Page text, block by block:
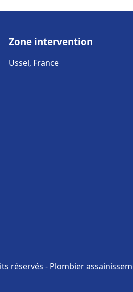
Zone intervention
Ussel, France
réservés - Plombier